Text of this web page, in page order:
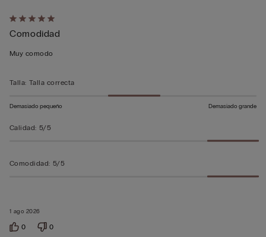
Calificación
de
5
5
1 ago 2026
Comodidad
Muy comodo
Talla: Talla correcta
Demasiado pequeño Demasiado grande
Calidad: 5/5
Comodidad: 5/5
0 0